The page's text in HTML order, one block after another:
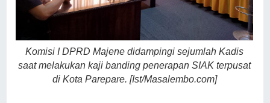
Komisi I DPRD Majene didampingi sejumlah Kadis
saat melakukan kaji banding penerapan SIAK terpusat
di Kota Parepare. [Ist/Masalembo.com]